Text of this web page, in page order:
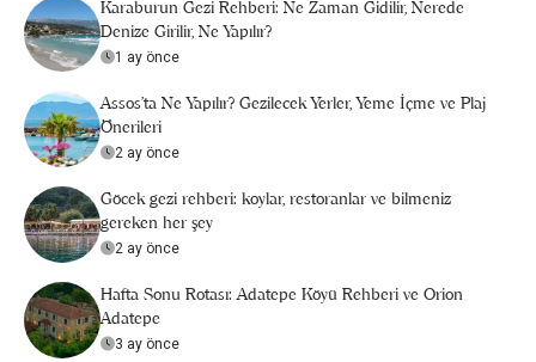
Karaburun Gezi Rehberi: Ne Zaman Gidilir, Nerede
Denize Girilir, Ne Yapılır?
1 ay önce
Assos’ta Ne Yapılır? Gezilecek Yerler, Yeme İçme ve Plaj
Önerileri
2 ay önce
Göcek gezi rehberi: koylar, restoranlar ve bilmeniz
gereken her şey
2 ay önce
Hafta Sonu Rotası: Adatepe Köyü Rehberi ve Orion
Adatepe
3 ay önce